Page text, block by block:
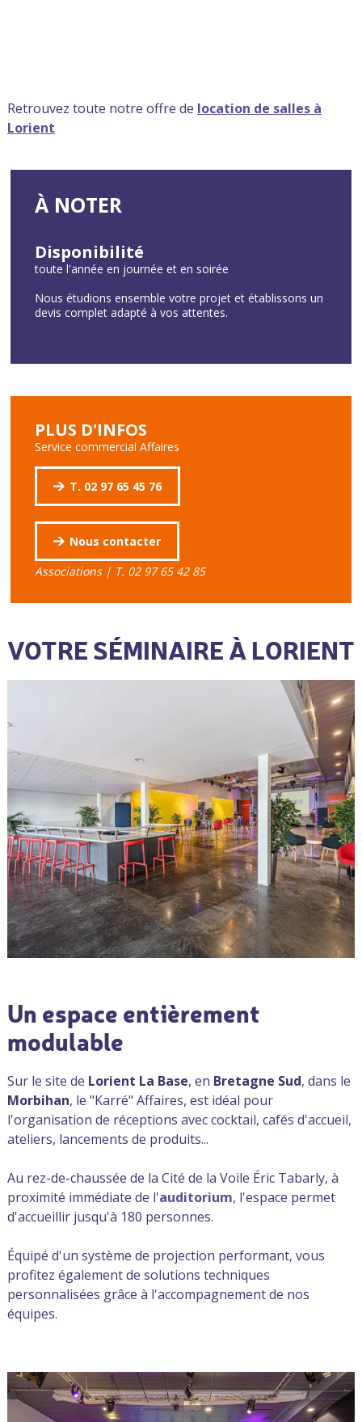
Retrouvez toute notre offre de location de salles à
Lorient
À NOTER
Disponibilité
toute l'année en journée et en soirée
Nous étudions ensemble votre projet et établissons un
devis complet adapté à vos attentes.
PLUS D'INFOS
Service commercial Affaires
T. 02 97 65 45 76
Nous contacter
Associations | T. 02 97 65 42 85
VOTRE SÉMINAIRE À LORIENT
Un espace entièrement
modulable
Sur le site de Lorient La Base, en Bretagne Sud, dans le
Morbihan, le "Karré" Affaires, est idéal pour
l'organisation de réceptions avec cocktail, cafés d'accueil,
ateliers, lancements de produits...
Au rez-de-chaussée de la Cité de la Voile Éric Tabarly, à
proximité immédiate de l'auditorium, l'espace permet
d'accueillir jusqu'à 180 personnes.
Équipé d'un système de projection performant, vous
profitez également de solutions techniques
personnalisées grâce à l'accompagnement de nos
équipes.